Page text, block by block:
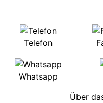
Telefon
Whatsapp
Über